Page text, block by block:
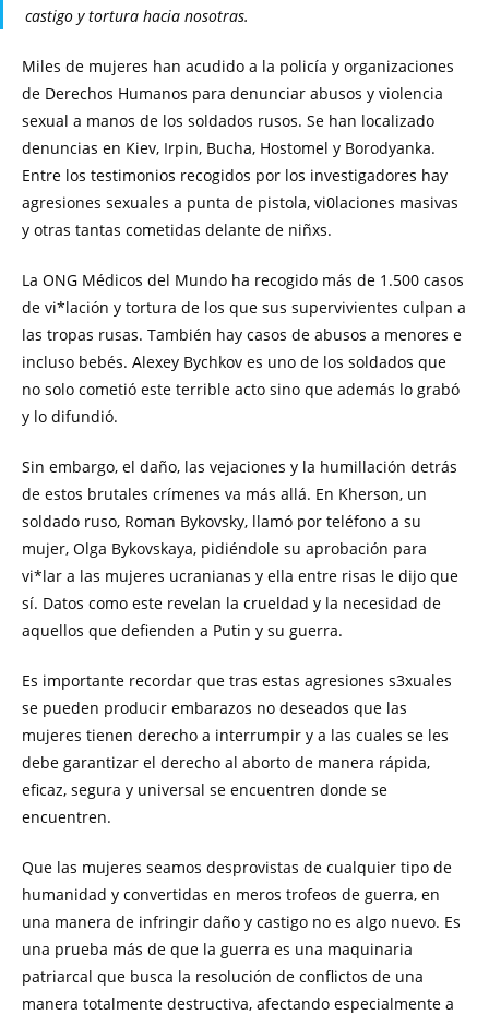
castigo y tortura hacia nosotras.
Miles de mujeres han acudido a la policía y organizaciones
de Derechos Humanos para denunciar abusos y violencia
sexual a manos de los soldados rusos. Se han localizado
denuncias en Kiev, Irpin, Bucha, Hostomel y Borodyanka.
Entre los testimonios recogidos por los investigadores hay
agresiones sexuales a punta de pistola, vi0laciones masivas
y otras tantas cometidas delante de niñxs.
La ONG Médicos del Mundo ha recogido más de 1.500 casos
de vi*lación y tortura de los que sus supervivientes culpan a
las tropas rusas. También hay casos de abusos a menores e
incluso bebés. Alexey Bychkov es uno de los soldados que
no solo cometió este terrible acto sino que además lo grabó
y lo difundió.
Sin embargo, el daño, las vejaciones y la humillación detrás
de estos brutales crímenes va más allá. En Kherson, un
soldado ruso, Roman Bykovsky, llamó por teléfono a su
mujer, Olga Bykovskaya, pidiéndole su aprobación para
vi*lar a las mujeres ucranianas y ella entre risas le dijo que
sí. Datos como este revelan la crueldad y la necesidad de
aquellos que defienden a Putin y su guerra.
Es importante recordar que tras estas agresiones s3xuales
se pueden producir embarazos no deseados que las
mujeres tienen derecho a interrumpir y a las cuales se les
debe garantizar el derecho al aborto de manera rápida,
eficaz, segura y universal se encuentren donde se
encuentren.
Que las mujeres seamos desprovistas de cualquier tipo de
humanidad y convertidas en meros trofeos de guerra, en
una manera de infringir daño y castigo no es algo nuevo. Es
una prueba más de que la guerra es una maquinaria
patriarcal que busca la resolución de conflictos de una
manera totalmente destructiva, afectando especialmente a